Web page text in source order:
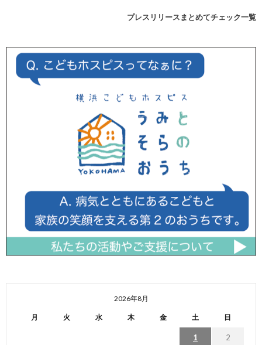
プレスリリースまとめてチェック一覧
2026年8月
月 火 水 木 金 土 日
1 2